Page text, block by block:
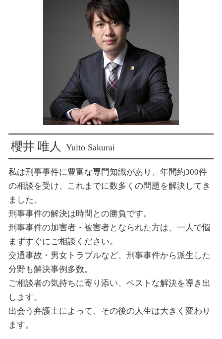
犯罪被害者支援 弁護士
損害賠償 専決処分 示談
損害賠償 示談 流れ
示談 損害賠償 時効
損害賠償請求 示談 訴訟
損害賠償 請求されたら
示談 損害賠償
新宿 子供の認知
新宿 交通事故 慰謝料
新宿 交通事故
新宿 刑事事件
新宿 刑事事件 加害者
新宿 子供の認知 相談
新宿 暴行 被害
櫻井 唯人 Yuito Sakurai
私は刑事事件に豊富な専門知識があり、年間約300件
の相談を受け、これまでに数多くの問題を解決してき
ました。
刑事事件の解決は時間との勝負です。
刑事事件の加害者・被害者となられた方は、一人で悩
まずすぐにご相談ください。
交通事故・男女トラブルなど、刑事事件から派生した
分野も解決事例多数。
ご相談者の気持ちに寄り添い、ベストな解決を導き出
します。
出会う弁護士によって、その後の人生は大きく変わり
ます。